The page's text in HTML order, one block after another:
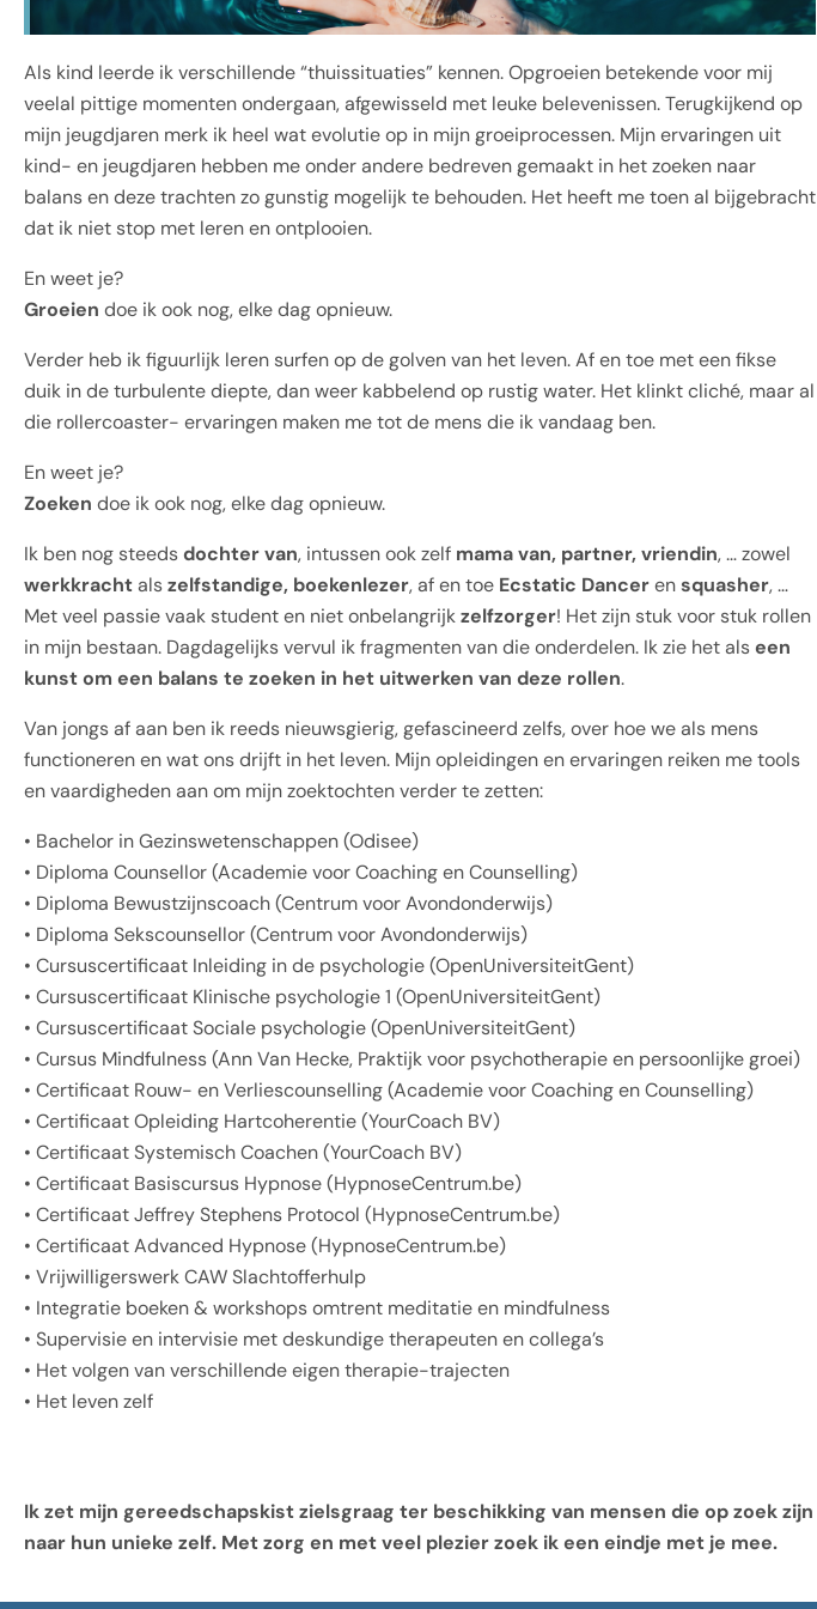
Als kind leerde ik verschillende “thuissituaties” kennen. Opgroeien betekende voor mij
veelal pittige momenten ondergaan, afgewisseld met leuke belevenissen. Terugkijkend op
mijn jeugdjaren merk ik heel wat evolutie op in mijn groeiprocessen. Mijn ervaringen uit
kind- en jeugdjaren hebben me onder andere bedreven gemaakt in het zoeken naar
balans en deze trachten zo gunstig mogelijk te behouden. Het heeft me toen al bijgebracht
dat ik niet stop met leren en ontplooien.
En weet je?
Groeien doe ik ook nog, elke dag opnieuw.
Verder heb ik figuurlijk leren surfen op de golven van het leven. Af en toe met een fikse
duik in de turbulente diepte, dan weer kabbelend op rustig water. Het klinkt cliché, maar al
die rollercoaster- ervaringen maken me tot de mens die ik vandaag ben.
En weet je?
Zoeken doe ik ook nog, elke dag opnieuw.
Ik ben nog steedsdochter van, intussen ook zelf mama van, partner, vriendin, … zowel
werkkrachtalszelfstandige, boekenlezer, af en toe Ecstatic Dancerensquasher, …
Met veel passie vaak student en niet onbelangrijkzelfzorger! Het zijn stuk voor stuk rollen
in mijn bestaan. Dagdagelijks vervul ik fragmenten van die onderdelen. Ik zie het alseen
kunst om een balans te zoeken in het uitwerken van deze rollen.
Van jongs af aan ben ik reeds nieuwsgierig, gefascineerd zelfs, over hoe we als mens
functioneren en wat ons drijft in het leven. Mijn opleidingen en ervaringen reiken me tools
en vaardigheden aan om mijn zoektochten verder te zetten:
• Bachelor in Gezinswetenschappen (Odisee)
• Diploma Counsellor (Academie voor Coaching en Counselling)
• Diploma Bewustzijnscoach (Centrum voor Avondonderwijs)
• Diploma Sekscounsellor (Centrum voor Avondonderwijs)
• Cursuscertificaat Inleiding in de psychologie (OpenUniversiteitGent)
• Cursuscertificaat Klinische psychologie 1 (OpenUniversiteitGent)
• Cursuscertificaat Sociale psychologie (OpenUniversiteitGent)
• Cursus Mindfulness (Ann Van Hecke, Praktijk voor psychotherapie en persoonlijke groei)
• Certificaat Rouw- en Verliescounselling (Academie voor Coaching en Counselling)
• Certificaat Opleiding Hartcoherentie (YourCoach BV)
• Certificaat Systemisch Coachen (YourCoach BV)
• Certificaat Basiscursus Hypnose (HypnoseCentrum.be)
• Certificaat Jeffrey Stephens Protocol (HypnoseCentrum.be)
• Certificaat Advanced Hypnose (HypnoseCentrum.be)
• Vrijwilligerswerk CAW Slachtofferhulp
• Integratie boeken & workshops omtrent meditatie en mindfulness
• Supervisie en intervisie met deskundige therapeuten en collega’s
• Het volgen van verschillende eigen therapie-trajecten
• Het leven zelf
Ik zet mijn gereedschapskist zielsgraag ter beschikking van mensen die op zoek zijn
naar hun unieke zelf. Met zorg en met veel plezier zoek ik een eindje met je mee.